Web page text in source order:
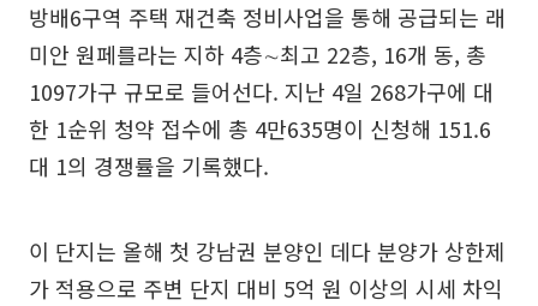
방배6구역 주택 재건축 정비사업을 통해 공급되는 래
미안 원페를라는 지하 4층∼최고 22층, 16개 동, 총
1097가구 규모로 들어선다. 지난 4일 268가구에 대
한 1순위 청약 접수에 총 4만635명이 신청해 151.6
대 1의 경쟁률을 기록했다.
이 단지는 올해 첫 강남권 분양인 데다 분양가 상한제
가 적용으로 주변 단지 대비 5억 원 이상의 시세 차익